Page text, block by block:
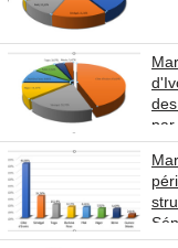
par